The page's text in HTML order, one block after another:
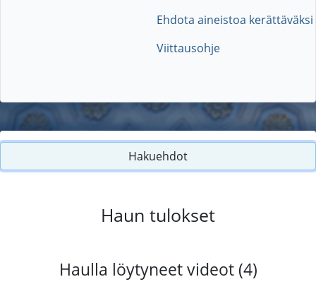
Ehdota aineistoa kerättäväksi
Viittausohje
Hakuehdot
Haun tulokset
Haulla löytyneet videot (4)